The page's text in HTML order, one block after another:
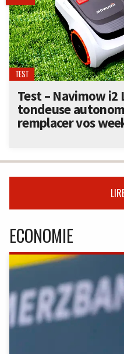
TEST
Test – Navimow i2
tondeuse
remplacer vos
ECONOMIE